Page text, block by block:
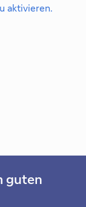
aktivieren.
guten